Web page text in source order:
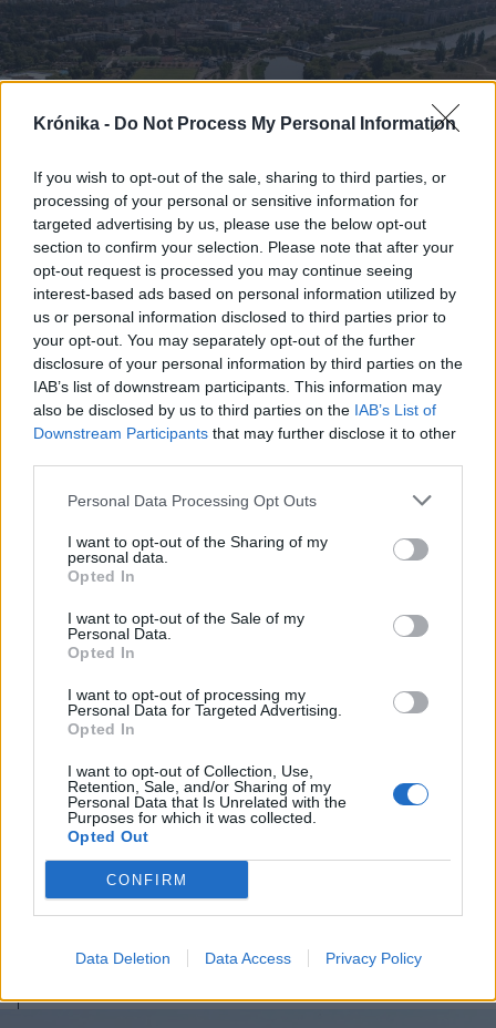
Krónika - Do Not Process My Personal Information
If you wish to opt-out of the sale, sharing to third parties, or
processing of your personal or sensitive information for
targeted advertising by us, please use the below opt-out
section to confirm your selection. Please note that after your
opt-out request is processed you may continue seeing
interest-based ads based on personal information utilized by
us or personal information disclosed to third parties prior to
your opt-out. You may separately opt-out of the further
disclosure of your personal information by third parties on the
IAB’s list of downstream participants. This information may
also be disclosed by us to third parties on the IAB’s List of
Downstream Participants that may further disclose it to other
Personal Data Processing Opt Outs
I want to opt-out of the Sharing of my
personal data.
Opted In
I want to opt-out of the Sale of my
Personal Data.
Opted In
I want to opt-out of processing my
Personal Data for Targeted Advertising.
Opted In
I want to opt-out of Collection, Use,
Retention, Sale, and/or Sharing of my
Personal Data that Is Unrelated with the
Purposes for which it was collected.
Opted Out
CONFIRM
Data Deletion Data Access Privacy Policy
2026. augusztus 08., szombat
Láthatatlanul apadnak Erdély
vízkészletei – hiába hoz özönvizet
egy nyári zivatar
2026. augusztus 07., péntek
Visszaküldte a parlamentnek a
medveállomány ritkítására